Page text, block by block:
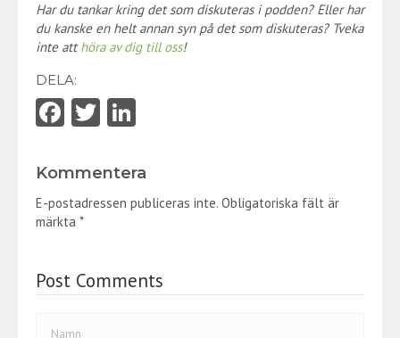
Har du tankar kring det som diskuteras i podden? Eller har
du kanske en helt annan syn på det som diskuteras? Tveka
inte atthöra av dig till oss!
DELA:
Fa
b
o
o
T
itt
er
e
dI
Kommentera
E-postadressen publiceras inte. Obligatoriska fält är
märkta *
Post Comments